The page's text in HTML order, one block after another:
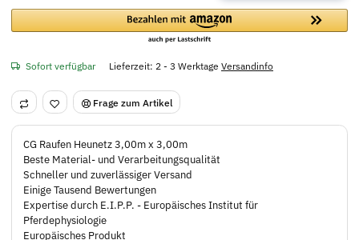
Sofort verfügbar Lieferzeit: 2 - 3 Werktage Versandinfo
Frage zum Artikel
CG Raufen Heunetz 3,00m x 3,00m
Beste Material- und Verarbeitungsqualität
Schneller und zuverlässiger Versand
Einige Tausend Bewertungen
Expertise durch E.I.P.P. - Europäisches Institut für
Pferdephysiologie
Europäisches Produkt